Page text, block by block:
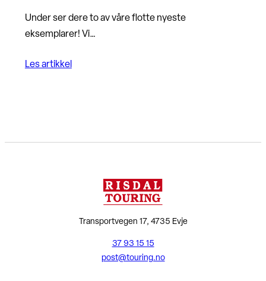
Under ser dere to av våre flotte nyeste
eksemplarer! Vi…
Les artikkel
Transportvegen 17, 4735 Evje
37 93 15 15
post@touring.no